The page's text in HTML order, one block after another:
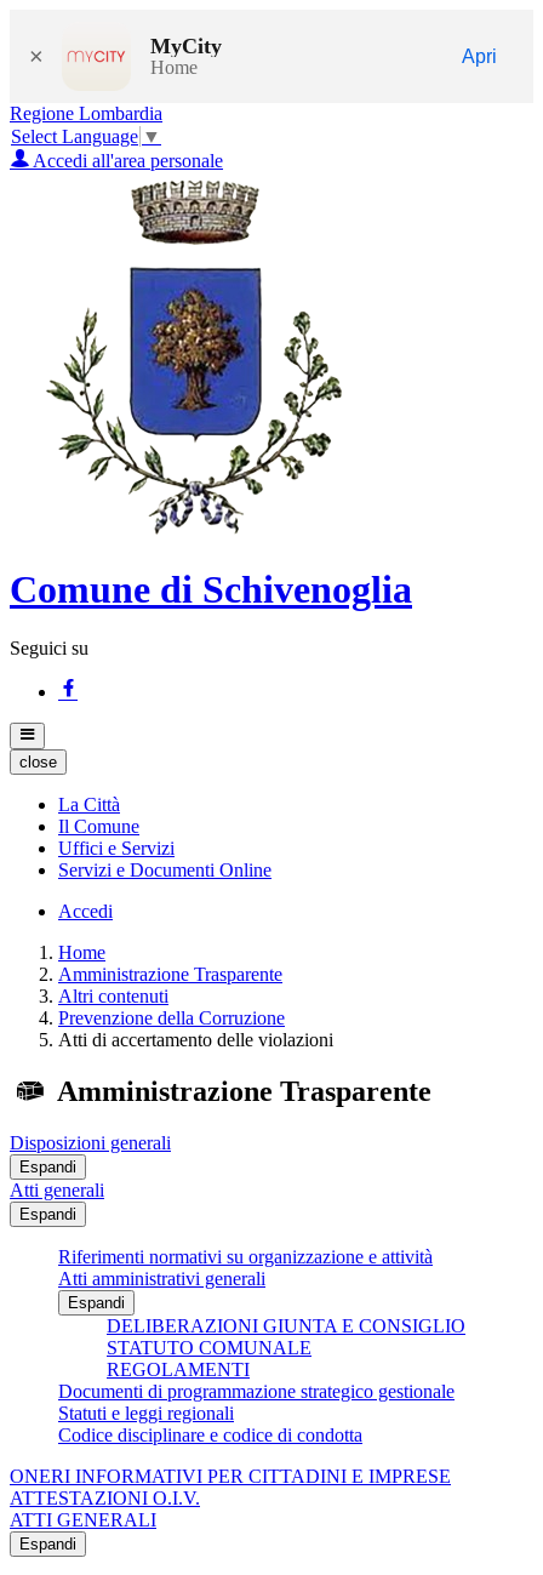
× MyCity
Home
Apri
Regione Lombardia
Select Language ▼
Accedi all'area personale
Comune di Schivenoglia
Seguici su
close
La Città
Il Comune
Uffici e Servizi
Servizi e Documenti Online
Accedi
Home
Amministrazione Trasparente
Altri contenuti
Prevenzione della Corruzione
Atti di accertamento delle violazioni
Amministrazione Trasparente
Disposizioni generali
Espandi
Atti generali
Espandi
Riferimenti normativi su organizzazione e attività
Atti amministrativi generali
Espandi
DELIBERAZIONI GIUNTA E CONSIGLIO
STATUTO COMUNALE
REGOLAMENTI
Documenti di programmazione strategico gestionale
Statuti e leggi regionali
Codice disciplinare e codice di condotta
ONERI INFORMATIVI PER CITTADINI E IMPRESE
ATTESTAZIONI O.I.V.
ATTI GENERALI
Espandi